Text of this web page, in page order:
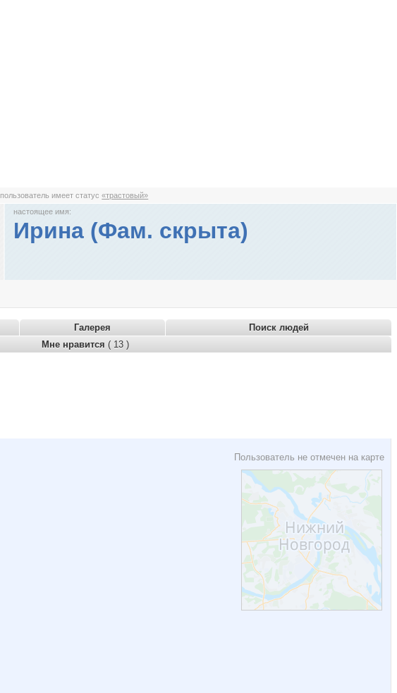
пользователь имеет статус«трастовый»
настоящее имя:
Ирина (Фам. скрыта)
Галерея
Поиск людей
Мне нравится ( 13 )
Пользователь не отмечен на карте